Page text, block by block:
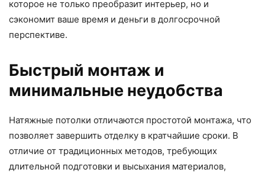
которое не только преобразит интерьер, но и
сэкономит ваше время и деньги в долгосрочной
перспективе.
Быстрый монтаж и
минимальные неудобства
Натяжные потолки отличаются простотой монтажа, что
позволяет завершить отделку в кратчайшие сроки. В
отличие от традиционных методов, требующих
длительной подготовки и высыхания материалов,